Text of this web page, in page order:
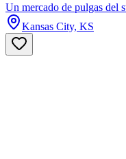
Un mercado de pulgas del
Kansas City, KS